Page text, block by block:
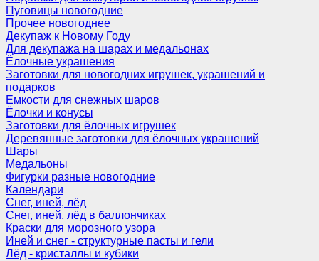
Пуговицы новогодние
Прочее новогоднее
Декупаж к Новому Году
Для декупажа на шарах и медальонах
Ёлочные украшения
Заготовки для новогодних игрушек, украшений и
подарков
Емкости для снежных шаров
Ёлочки и конусы
Заготовки для ёлочных игрушек
Деревянные заготовки для ёлочных украшений
Шары
Медальоны
Фигурки разные новогодние
Календари
Снег, иней, лёд
Снег, иней, лёд в баллончиках
Краски для морозного узора
Иней и снег - структурные пасты и гели
Лёд - кристаллы и кубики